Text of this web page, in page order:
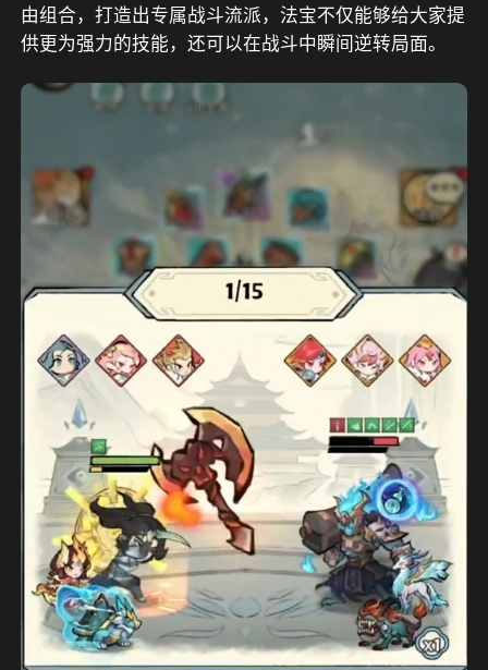
由组合，打造出专属战斗流派，法宝不仅能够给大家提
供更为强力的技能，还可以在战斗中瞬间逆转局面。